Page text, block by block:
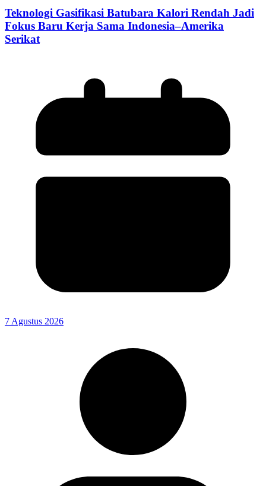
Teknologi Gasifikasi Batubara Kalori Rendah Jadi
Fokus Baru Kerja Sama Indonesia–Amerika
Serikat
7 Agustus 2026